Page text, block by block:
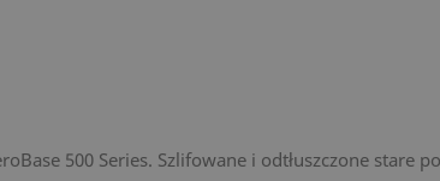
500 Series. Szlifowane i odtłuszczone stare